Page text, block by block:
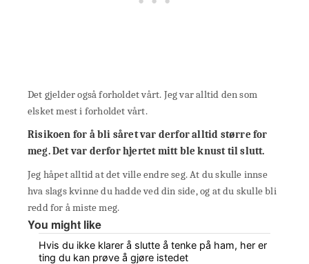
Det gjelder også forholdet vårt. Jeg var alltid den som
elsket mest i forholdet vårt.
Risikoen for å bli såret var derfor alltid større for
meg. Det var derfor hjertet mitt ble knust til slutt.
Jeg håpet alltid at det ville endre seg. At du skulle innse
hva slags kvinne du hadde ved din side, og at du skulle bli
redd for å miste meg.
You might like
Hvis du ikke klarer å slutte å tenke på ham, her er
ting du kan prøve å gjøre istedet